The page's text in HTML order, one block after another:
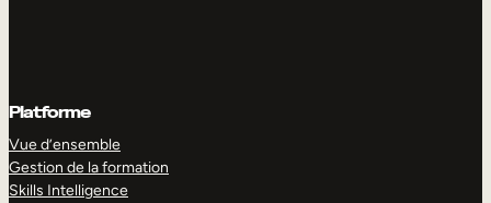
Platforme
Vue d’ensemble
Gestion de la formation
Skills Intelligence